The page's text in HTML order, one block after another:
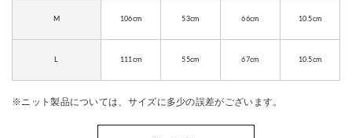
M 106cm 53cm 66cm 10.5cm
L 111cm 55cm 67cm 10.5cm
※ニット製品については、サイズに多少の誤差がございます。